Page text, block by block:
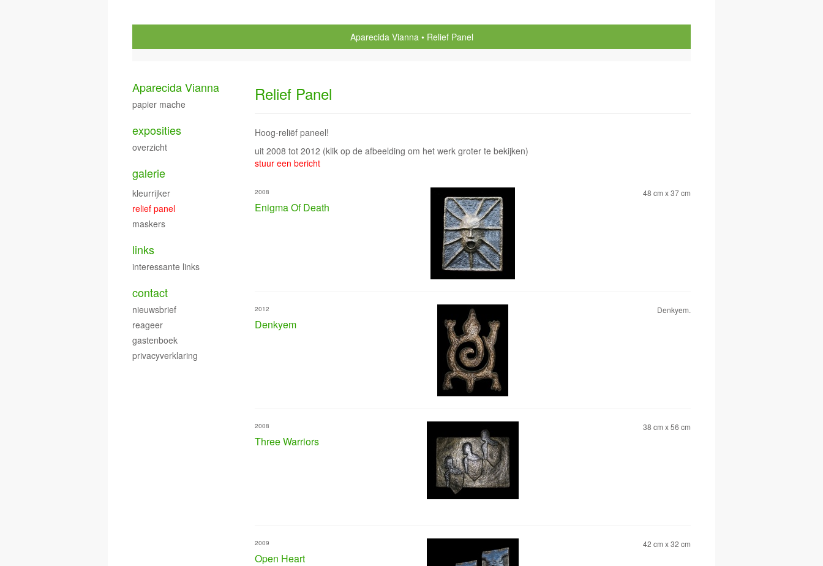
Aparecida Vianna Relief Panel
Relief Panel
Hoog-reliëf paneel!
uit 2008 tot 2012 (klik op de afbeelding om het werk groter te bekijken)
stuur een bericht
Enigma Of Death
2008 48 cm x 37 cm
Denkyem
2012 Denkyem.
Three Warriors
2008 38 cm x 56 cm
Open Heart
2009 42 cm x 32 cm
Aparecida Vianna
papier mache
exposities
overzicht
galerie
kleurrijker
relief panel
maskers
links
interessante links
contact
nieuwsbrief
reageer
gastenboek
privacyverklaring